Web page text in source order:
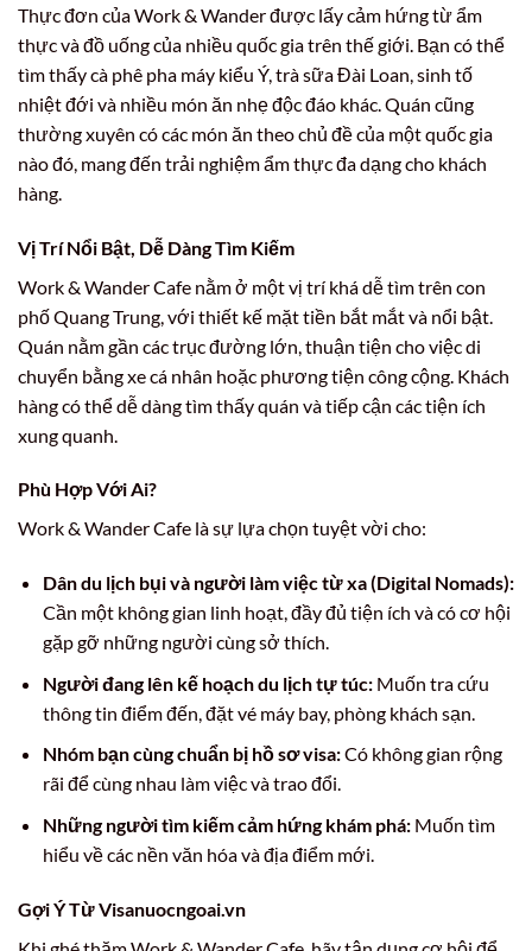
Thực đơn của Work & Wander được lấy cảm hứng từ ẩm
thực và đồ uống của nhiều quốc gia trên thế giới. Bạn có thể
tìm thấy cà phê pha máy kiểu Ý, trà sữa Đài Loan, sinh tố
nhiệt đới và nhiều món ăn nhẹ độc đáo khác. Quán cũng
thường xuyên có các món ăn theo chủ đề của một quốc gia
nào đó, mang đến trải nghiệm ẩm thực đa dạng cho khách
hàng.
Vị Trí Nổi Bật, Dễ Dàng Tìm Kiếm
Work & Wander Cafe nằm ở một vị trí khá dễ tìm trên con
phố Quang Trung, với thiết kế mặt tiền bắt mắt và nổi bật.
Quán nằm gần các trục đường lớn, thuận tiện cho việc di
chuyển bằng xe cá nhân hoặc phương tiện công cộng. Khách
hàng có thể dễ dàng tìm thấy quán và tiếp cận các tiện ích
xung quanh.
Phù Hợp Với Ai?
Work & Wander Cafe là sự lựa chọn tuyệt vời cho:
Dân du lịch bụi và người làm việc từ xa (Digital Nomads):
Cần một không gian linh hoạt, đầy đủ tiện ích và có cơ hội
gặp gỡ những người cùng sở thích.
Người đang lên kế hoạch du lịch tự túc:Muốn tra cứu
thông tin điểm đến, đặt vé máy bay, phòng khách sạn.
Nhóm bạn cùng chuẩn bị hồ sơ visa:Có không gian rộng
rãi để cùng nhau làm việc và trao đổi.
Những người tìm kiếm cảm hứng khám phá:Muốn tìm
hiểu về các nền văn hóa và địa điểm mới.
Gợi Ý Từ Visanuocngoai.vn